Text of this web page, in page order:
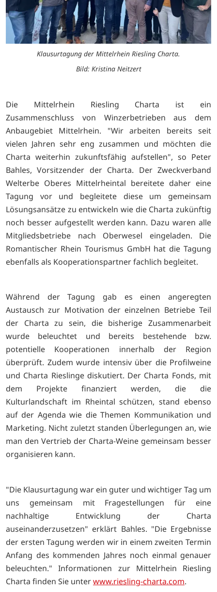
Klausurtagung der Mittelrhein Riesling Charta.
Bild: Kristina Neitzert
Die Mittelrhein Riesling Charta ist ein
Zusammenschluss von Winzerbetrieben aus dem
Anbaugebiet Mittelrhein. "Wir arbeiten bereits seit
vielen Jahren sehr eng zusammen und möchten die
Charta weiterhin zukunftsfähig aufstellen", so Peter
Bahles, Vorsitzender der Charta. Der Zweckverband
Welterbe Oberes Mittelrheintal bereitete daher eine
Tagung vor und begleitete diese um gemeinsam
Lösungsansätze zu entwickeln wie die Charta zukünftig
noch besser aufgestellt werden kann. Dazu waren alle
Mitgliedsbetriebe nach Oberwesel eingeladen. Die
Romantischer Rhein Tourismus GmbH hat die Tagung
ebenfalls als Kooperationspartner fachlich begleitet.
Während der Tagung gab es einen angeregten
Austausch zur Motivation der einzelnen Betriebe Teil
der Charta zu sein, die bisherige Zusammenarbeit
wurde beleuchtet und bereits bestehende bzw.
potentielle Kooperationen innerhalb der Region
überprüft. Zudem wurde intensiv über die Profilweine
und Charta Rieslinge diskutiert. Der Charta Fonds, mit
dem Projekte finanziert werden, die die
Kulturlandschaft im Rheintal schützen, stand ebenso
auf der Agenda wie die Themen Kommunikation und
Marketing. Nicht zuletzt standen Überlegungen an, wie
man den Vertrieb der Charta-Weine gemeinsam besser
organisieren kann.
"Die Klausurtagung war ein guter und wichtiger Tag um
uns gemeinsam mit Fragestellungen für eine
nachhaltige Entwicklung der Charta
auseinanderzusetzen" erklärt Bahles. "Die Ergebnisse
der ersten Tagung werden wir in einem zweiten Termin
Anfang des kommenden Jahres noch einmal genauer
beleuchten." Informationen zur Mittelrhein Riesling
Charta finden Sie unterwww.riesling-charta.com.